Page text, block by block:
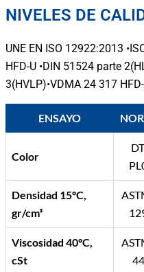
NIVELES DE
UNE EN ISO 12922:2013
HFD-U •DIN 51524 parte
3(HVLP)•VDMA 24 317
ENSAYO
Color
Densidad 15ºC,
gr/cm³
Viscosidad 40ºC,
cSt